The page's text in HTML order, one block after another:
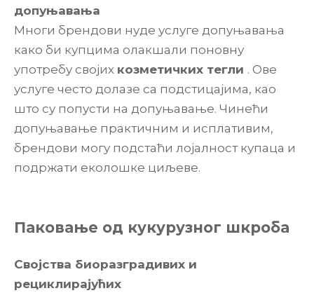
допуњавања
Многи брендови нуде услуге допуњавања
како би купцима олакшали поновну
употребу својих козметичких тегли . Ове
услуге често долазе са подстицајима, као
што су попусти на допуњавање. Чинећи
допуњавање практичним и исплативим,
брендови могу подстаћи лојалност купаца и
подржати еколошке циљеве.
Паковање од кукурузног шкроба
Својства биоразградивих и
рециклирајућих